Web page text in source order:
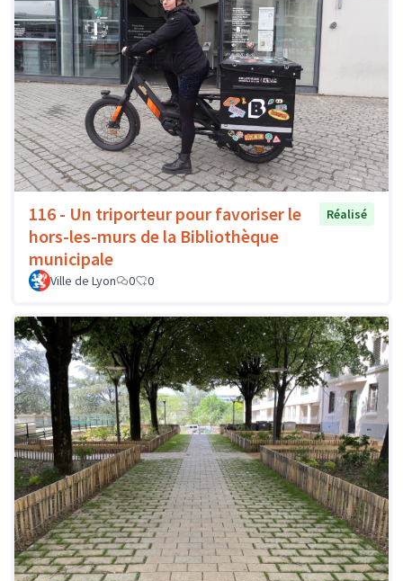
116 - Un triporteur pour favoriser le
hors-les-murs de la Bibliothèque
municipale
Réalisé
Ville de Lyon 0 0